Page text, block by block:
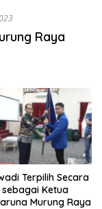
Raya
Terpilih Secara
Ketua
Murung Raya